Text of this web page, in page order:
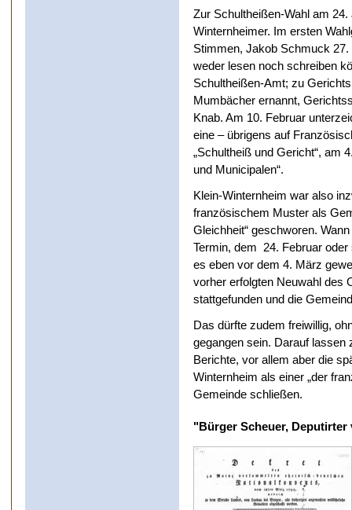
Zur Schultheißen-Wahl am
Winternheimer. Im ersten
Stimmen, Jakob Schmuck
weder lesen noch schreiben
Schultheißen-Amt; zu
Mumbächer ernannt,
Knab. Am 10. Februar
eine – übrigens auf
„Schultheiß und Gericht“, am
und Municipalen“.
Klein-Winternheim war also
französischem Muster als
Gleichheit“ geschworen.
Termin, dem 24. Februar
es eben vor dem 4. März
vorher erfolgten Neuwahl des
stattgefunden und die
Das dürfte zudem freiwillig,
gegangen sein. Darauf
Berichte, vor allem aber die
Winternheim als einer „der
Gemeinde schließen.
"Bürger Scheuer,